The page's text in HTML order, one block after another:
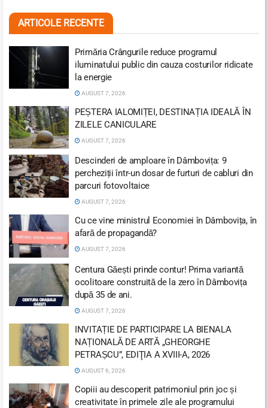
ARTICOLE RECENTE
Primăria Crângurile reduce programul
iluminatului public din cauza costurilor ridicate
la energie
AUGUST 7, 2026
PEȘTERA IALOMIȚEI, DESTINAȚIA IDEALĂ ÎN
ZILELE CANICULARE
AUGUST 7, 2026
Descinderi de amploare în Dâmbovița: 9
percheziții într-un dosar de furturi de cabluri din
parcuri fotovoltaice
AUGUST 7, 2026
Cu ce vine ministrul Economiei în Dâmbovița, în
afară de propagandă?
AUGUST 7, 2026
Centura Găești prinde contur! Prima variantă
ocolitoare construită de la zero în Dâmbovița
după 35 de ani.
AUGUST 7, 2026
INVITAȚIE DE PARTICIPARE LA BIENALA
NAȚIONALĂ DE ARTĂ „GHEORGHE
PETRAȘCU”, EDIŢIA A XVIII-A, 2026
AUGUST 6, 2026
Copiii au descoperit patrimoniul prin joc și
creativitate în primele zile ale programului